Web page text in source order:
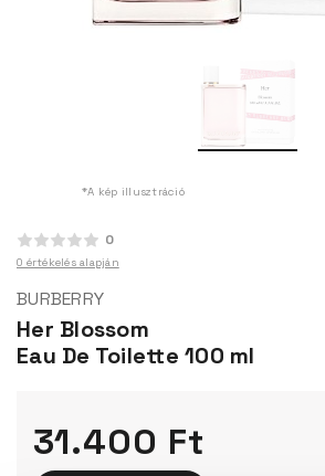
*A kép illusztráció
0
0 értékelés alapján
BURBERRY
Her Blossom
Eau De Toilette 100 ml
31.400 Ft